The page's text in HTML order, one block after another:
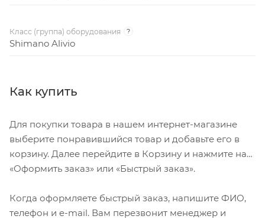
Класс (группа) оборудования ?
Shimano Alivio
Как купить
Для покупки товара в нашем интернет-магазине
выберите понравившийся товар и добавьте его в
корзину. Далее перейдите в Корзину и нажмите на
«Оформить заказ» или «Быстрый заказ».
Когда оформляете быстрый заказ, напишите ФИО,
телефон и e-mail. Вам перезвонит менеджер и